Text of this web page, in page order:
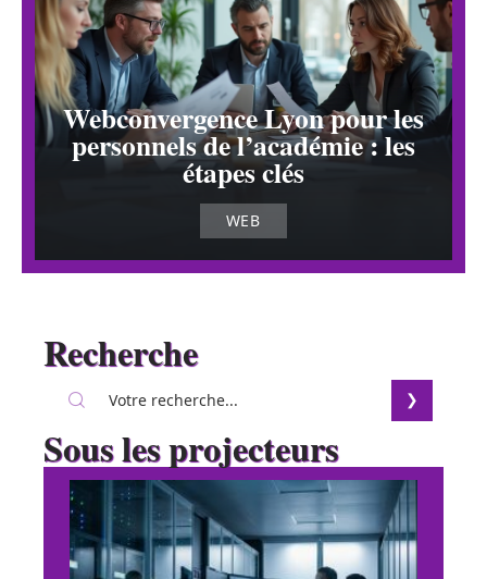
Webconvergence Lyon pour les
personnels de l’académie : les
étapes clés
WEB
Recherche
Sous les projecteurs